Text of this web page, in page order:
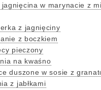
jagnięcina w marynacie z
z jagnięciny
z boczkiem
pieczony
na kwaśno
duszone w sosie z
z jabłkami